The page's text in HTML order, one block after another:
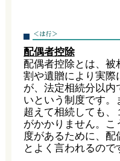
配偶者控除
配偶者控除とは、被
割や遺贈により実際
が、法定相続分以内
いという制度です。
超えて相続しても、
がかかりません。こ
度があるために、
とよく言われるので